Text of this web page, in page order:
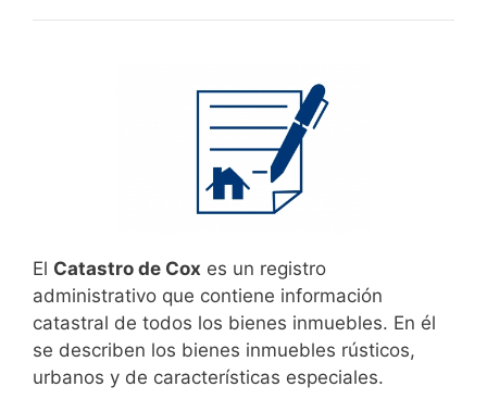
El Catastro de Cox es un registro
administrativo que contiene información
catastral de todos los bienes inmuebles. En él
se describen los bienes inmuebles rústicos,
urbanos y de características especiales.